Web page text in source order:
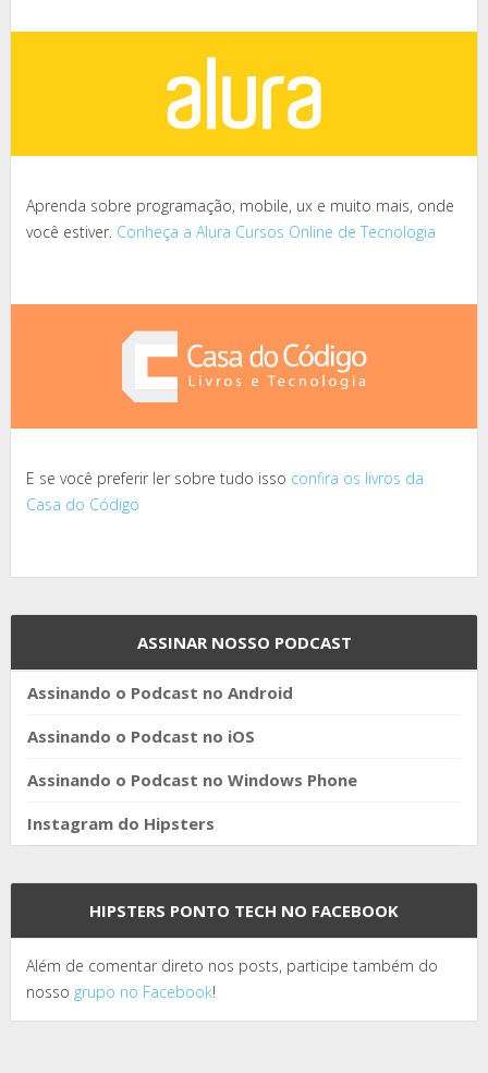
Aprenda sobre programação, mobile, ux e muito mais, onde
você estiver. Conheça a Alura Cursos Online de Tecnologia
E se você preferir ler sobre tudo isso confira os livros da
Casa do Código
ASSINAR NOSSO PODCAST
Assinando o Podcast no Android
Assinando o Podcast no iOS
Assinando o Podcast no Windows Phone
Instagram do Hipsters
HIPSTERS PONTO TECH NO FACEBOOK
Além de comentar direto nos posts, participe também do
nosso grupo no Facebook!